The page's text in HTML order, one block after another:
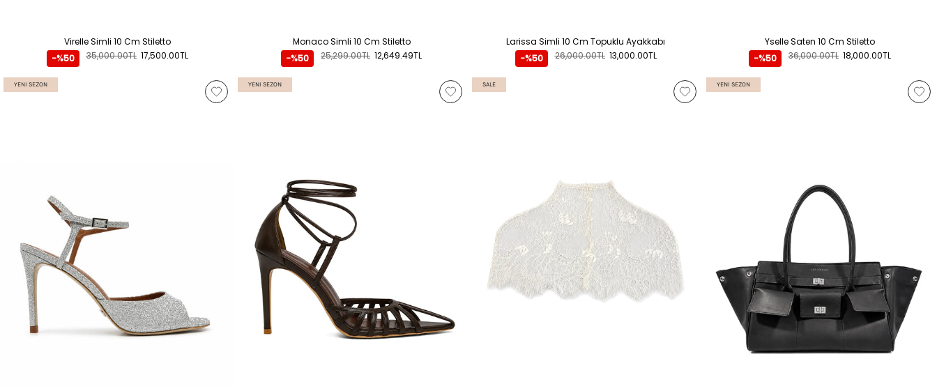
Virelle Simli 10 Cm Stiletto
17,500.00TL
35,000.00TL
-%50
Monaco Simli 10 Cm Stiletto
12,649.49TL
25,299.00TL
-%50
Larissa Simli 10 Cm Topuklu Ayakkabı
13,000.00TL
26,000.00TL
-%50
Yselle Saten 10 Cm Stiletto
18,000.00TL
36,000.00TL
-%50
YENI SEZON YENI SEZON SALE YENI SEZON